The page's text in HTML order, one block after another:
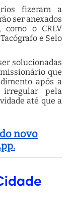
fizeram a
ser anexados
como o CRLV
e Selo
solucionadas
que
após a
irregular pela
até que a
novo